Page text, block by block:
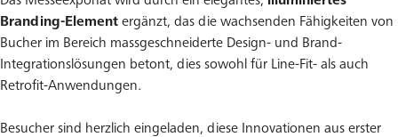
Branding-Element ergänzt, das die wachsenden Fähigkeiten von
Bucher im Bereich massgeschneiderte Design- und Brand-
Integrationslösungen betont, dies sowohl für Line-Fit- als auch
Retrofit-Anwendungen.
Besucher sind herzlich eingeladen, diese Innovationen aus erster